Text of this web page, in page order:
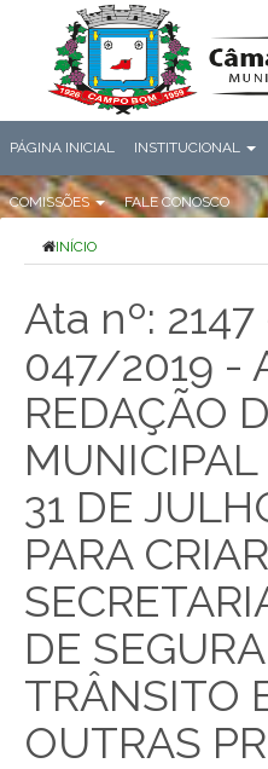
PÁGINA INICIAL INSTITUCIONAL
COMISSÕES FALE CONOSCO
INÍCIO
Ata nº:
047/2019 -
REDAÇÃO
MUNICIPAL
31 DE
PARA
DE
TRÂNSITO
OUTRAS